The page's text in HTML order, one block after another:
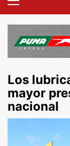
Los
mayor
nacional